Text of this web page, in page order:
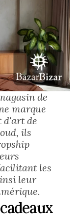
de
marque
d'art de
ils
les
leur